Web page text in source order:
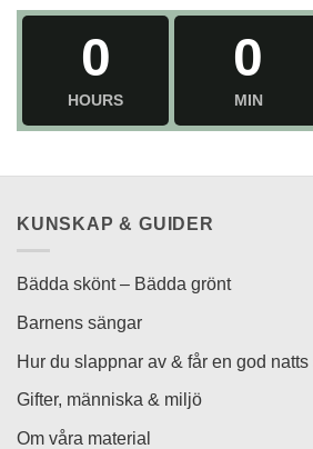
0
HOURS
0
MIN
KUNSKAP & GUIDER
Bädda skönt – Bädda grönt
Barnens sängar
Hur du slappnar av & får en god natts
Gifter, människa & miljö
Om våra material